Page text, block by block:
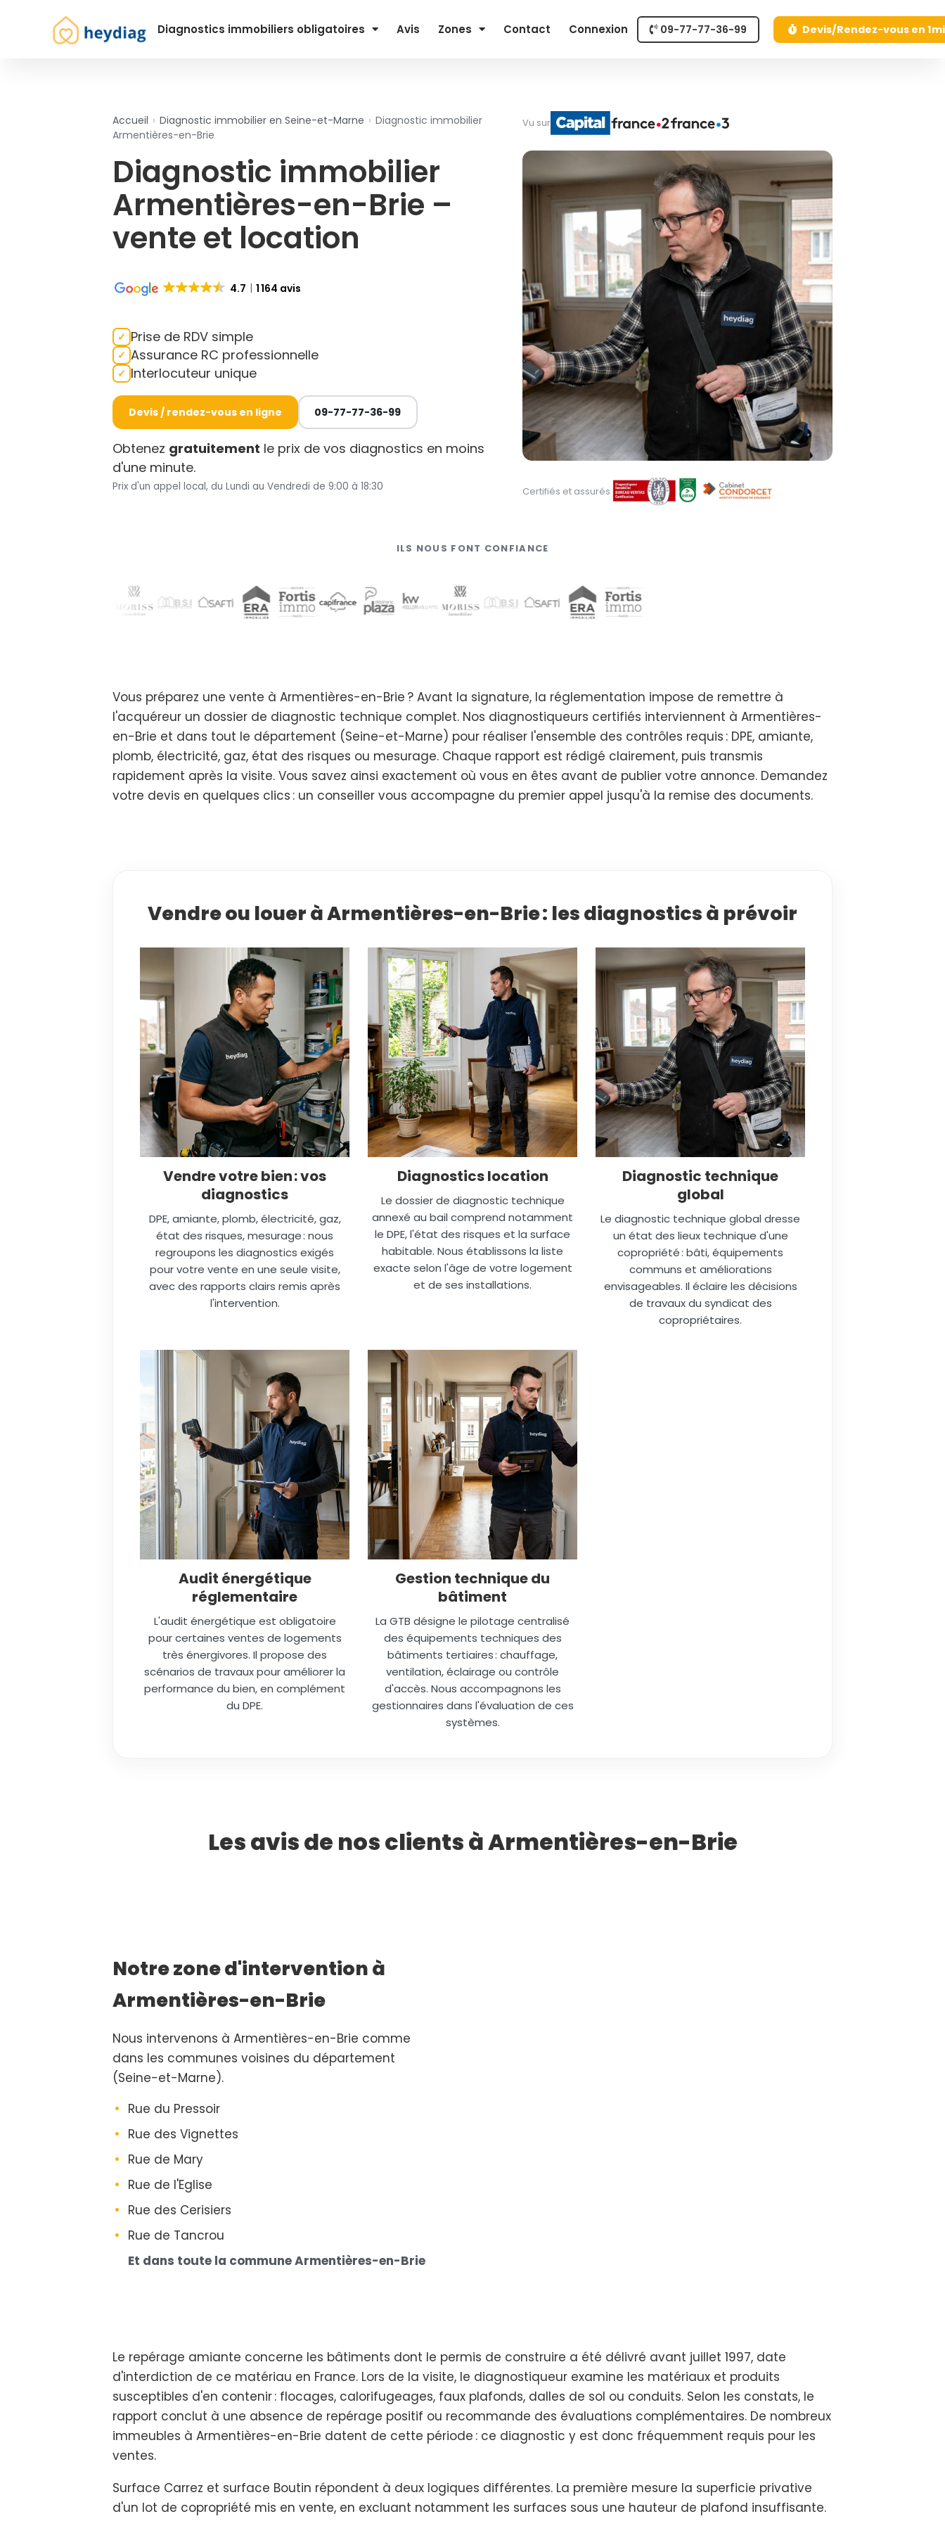
Diagnostics immobiliers obligatoires Avis Zones Contact Connexion 09-77-77-36-99 Devis/Rendez-vous en
Accueil › Diagnostic immobilier en Seine-et-Marne › Diagnostic immobilier
Armentières-en-Brie
Diagnostic immobilier
Armentières-en-Brie –
vente et location
4.7 1 164 avis
Prise de RDV simple
Assurance RC professionnelle
Interlocuteur unique
Devis / rendez-vous en ligne 09-77-77-36-99
Obtenez gratuitement le prix de vos diagnostics en moins
d'une minute.
Prix d'un appel local, du Lundi au Vendredi de 9:00 à 18:30
Vu sur
Certifiés et assurés
ILS NOUS FONT CONFIANCE
Vous préparez une vente à Armentières-en-Brie ? Avant la signature, la réglementation impose de remettre à
l'acquéreur un dossier de diagnostic technique complet. Nos diagnostiqueurs certifiés interviennent à Armentières-
en-Brie et dans tout le département (Seine-et-Marne) pour réaliser l'ensemble des contrôles requis : DPE, amiante,
plomb, électricité, gaz, état des risques ou mesurage. Chaque rapport est rédigé clairement, puis transmis
rapidement après la visite. Vous savez ainsi exactement où vous en êtes avant de publier votre annonce. Demandez
votre devis en quelques clics : un conseiller vous accompagne du premier appel jusqu'à la remise des documents.
Vendre ou louer à Armentières-en-Brie : les diagnostics à prévoir
Vendre votre bien : vos
diagnostics
DPE, amiante, plomb, électricité, gaz,
état des risques, mesurage : nous
regroupons les diagnostics exigés
pour votre vente en une seule visite,
avec des rapports clairs remis après
l'intervention.
Diagnostics location
Le dossier de diagnostic technique
annexé au bail comprend notamment
le DPE, l'état des risques et la surface
habitable. Nous établissons la liste
exacte selon l'âge de votre logement
et de ses installations.
Diagnostic technique
global
Le diagnostic technique global dresse
un état des lieux technique d'une
copropriété : bâti, équipements
communs et améliorations
envisageables. Il éclaire les décisions
de travaux du syndicat des
copropriétaires.
Audit énergétique
réglementaire
L'audit énergétique est obligatoire
pour certaines ventes de logements
très énergivores. Il propose des
scénarios de travaux pour améliorer la
performance du bien, en complément
du DPE.
Gestion technique du
bâtiment
La GTB désigne le pilotage centralisé
des équipements techniques des
bâtiments tertiaires : chauffage,
ventilation, éclairage ou contrôle
d'accès. Nous accompagnons les
gestionnaires dans l'évaluation de ces
systèmes.
Les avis de nos clients à Armentières-en-Brie
Notre zone d'intervention à
Armentières-en-Brie
Nous intervenons à Armentières-en-Brie comme
dans les communes voisines du département
(Seine-et-Marne).
Rue du Pressoir
Rue des Vignettes
Rue de Mary
Rue de l'Eglise
Rue des Cerisiers
Rue de Tancrou
Et dans toute la commune Armentières-en-Brie
Le repérage amiante concerne les bâtiments dont le permis de construire a été délivré avant juillet 1997, date
d'interdiction de ce matériau en France. Lors de la visite, le diagnostiqueur examine les matériaux et produits
susceptibles d'en contenir : flocages, calorifugeages, faux plafonds, dalles de sol ou conduits. Selon les constats, le
rapport conclut à une absence de repérage positif ou recommande des évaluations complémentaires. De nombreux
immeubles à Armentières-en-Brie datent de cette période : ce diagnostic y est donc fréquemment requis pour les
ventes.
Surface Carrez et surface Boutin répondent à deux logiques différentes. La première mesure la superficie privative
d'un lot de copropriété mis en vente, en excluant notamment les surfaces sous une hauteur de plafond insuffisante.